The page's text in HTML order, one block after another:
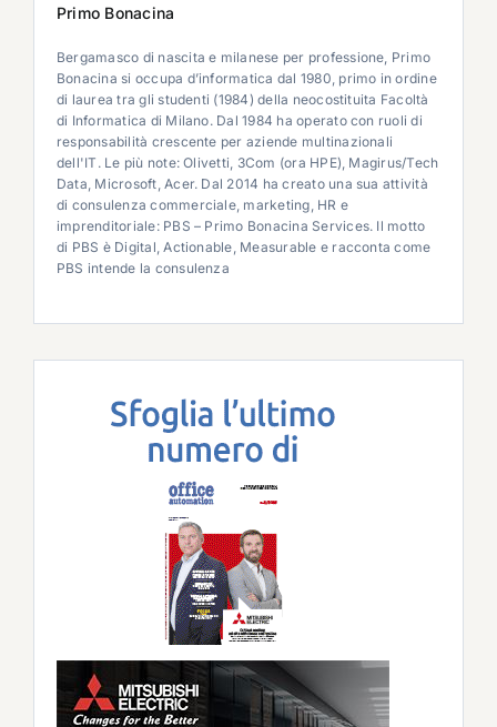
Primo Bonacina
Bergamasco di nascita e milanese per professione, Primo
Bonacina si occupa d’informatica dal 1980, primo in ordine
di laurea tra gli studenti (1984) della neocostituita Facoltà
di Informatica di Milano. Dal 1984 ha operato con ruoli di
responsabilità crescente per aziende multinazionali
dell'IT. Le più note: Olivetti, 3Com (ora HPE), Magirus/Tech
Data, Microsoft, Acer. Dal 2014 ha creato una sua attività
di consulenza commerciale, marketing, HR e
imprenditoriale: PBS – Primo Bonacina Services. Il motto
di PBS è Digital, Actionable, Measurable e racconta come
PBS intende la consulenza